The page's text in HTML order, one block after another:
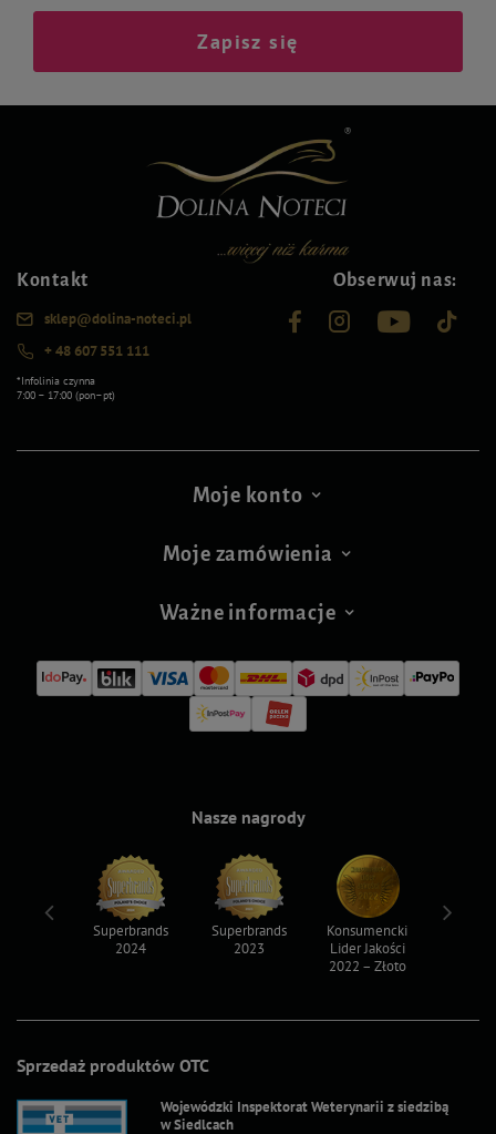
Zapisz się
Kontakt
sklep@dolina-noteci.pl
+ 48 607 551 111
*Infolinia czynna
7:00 – 17:00 (pon–pt)
Obserwuj nas:
Moje konto
Moje zamówienia
Ważne informacje
Sprzedaż produktów OTC
Wojewódzki Inspektorat Weterynarii z siedzibą
w Siedlcach
Nasze nagrody
Superbrands
2024
Superbrands
2023
Konsumencki
Lider Jakości
2022 – Złoto